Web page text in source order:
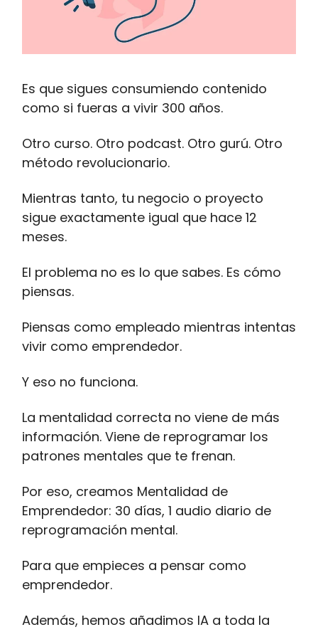
Es que sigues consumiendo contenido
como si fueras a vivir 300 años.
Otro curso. Otro podcast. Otro gurú. Otro
método revolucionario.
Mientras tanto, tu negocio o proyecto
sigue exactamente igual que hace 12
meses.
El problema no es lo que sabes. Es cómo
piensas.
Piensas como empleado mientras intentas
vivir como emprendedor.
Y eso no funciona.
La mentalidad correcta no viene de más
información. Viene de reprogramar los
patrones mentales que te frenan.
Por eso, creamos Mentalidad de
Emprendedor: 30 días, 1 audio diario de
reprogramación mental.
Para que empieces a pensar como
emprendedor.
Además, hemos añadimos IA a toda la